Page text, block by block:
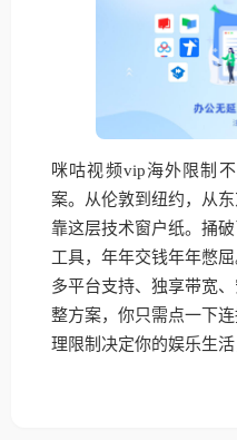
咪咕视频vip海外限制
案。从伦敦到纽约，从
靠这层技术窗户纸。捅
工具，年年交钱年年憋屈
多平台支持、独享带宽
整方案，你只需点一下
理限制决定你的娱乐生